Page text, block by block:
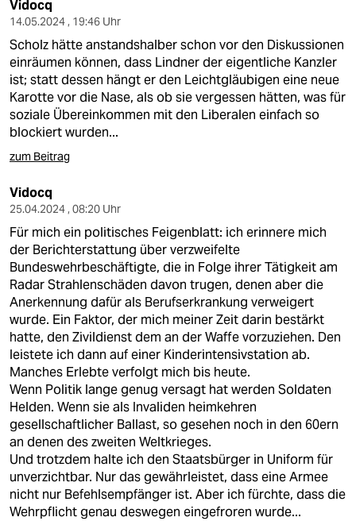
Vidocq
14.05.2024 , 19:46 Uhr
Scholz hätte anstandshalber schon vor den Diskussionen
einräumen können, dass Lindner der eigentliche Kanzler
ist; statt dessen hängt er den Leichtgläubigen eine neue
Karotte vor die Nase, als ob sie vergessen hätten, was für
soziale Übereinkommen mit den Liberalen einfach so
blockiert wurden...
zum Beitrag
Vidocq
25.04.2024 , 08:20 Uhr
Für mich ein politisches Feigenblatt: ich erinnere mich
der Berichterstattung über verzweifelte
Bundeswehrbeschäftigte, die in Folge ihrer Tätigkeit am
Radar Strahlenschäden davon trugen, denen aber die
Anerkennung dafür als Berufserkrankung verweigert
wurde. Ein Faktor, der mich meiner Zeit darin bestärkt
hatte, den Zivildienst dem an der Waffe vorzuziehen. Den
leistete ich dann auf einer Kinderintensivstation ab.
Manches Erlebte verfolgt mich bis heute.
Wenn Politik lange genug versagt hat werden Soldaten
Helden. Wenn sie als Invaliden heimkehren
gesellschaftlicher Ballast, so gesehen noch in den 60ern
an denen des zweiten Weltkrieges.
Und trotzdem halte ich den Staatsbürger in Uniform für
unverzichtbar. Nur das gewährleistet, dass eine Armee
nicht nur Befehlsempfänger ist. Aber ich fürchte, dass die
Wehrpflicht genau deswegen eingefroren wurde...